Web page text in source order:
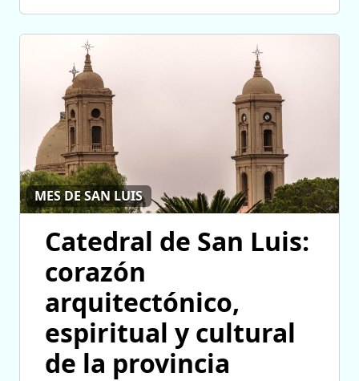
MES DE SAN LUIS
Catedral de San Luis:
corazón
arquitectónico,
espiritual y cultural
de la provincia